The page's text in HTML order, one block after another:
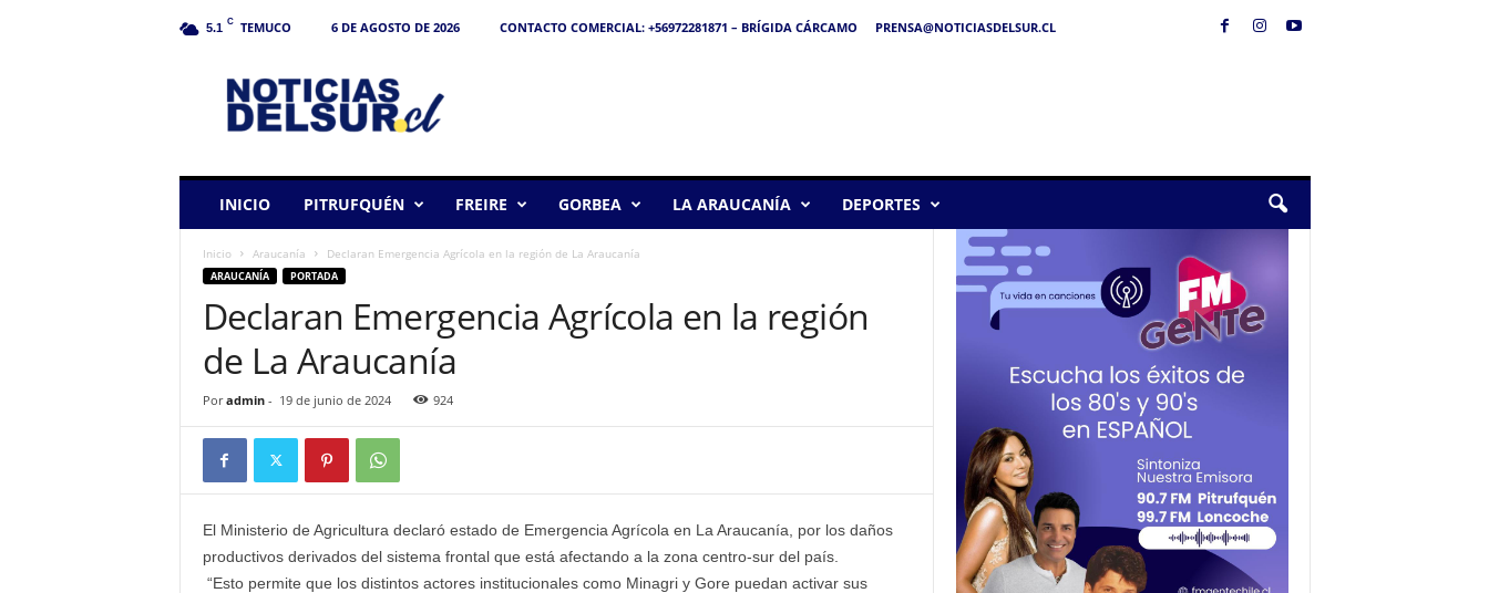
5.1 C TEMUCO 6 DE AGOSTO DE 2026 CONTACTO COMERCIAL: +56972281871 – BRÍGIDA CÁRCAMO
PRENSA@NOTICIASDELSUR.CL
INICIO PITRUFQUÉN FREIRE GORBEA LA ARAUCANÍA DEPORTES
Inicio Araucanía Declaran Emergencia Agrícola en la región de La Araucanía
ARAUCANÍA PORTADA
Declaran Emergencia Agrícola en la región
de La Araucanía
Por admin- 19 de junio de 2024 924
El Ministerio de Agricultura declaró estado de Emergencia Agrícola en La Araucanía, por los daños
productivos derivados del sistema frontal que está afectando a la zona centro-sur del país.
“Esto permite que los distintos actores institucionales como Minagri y Gore puedan activar sus